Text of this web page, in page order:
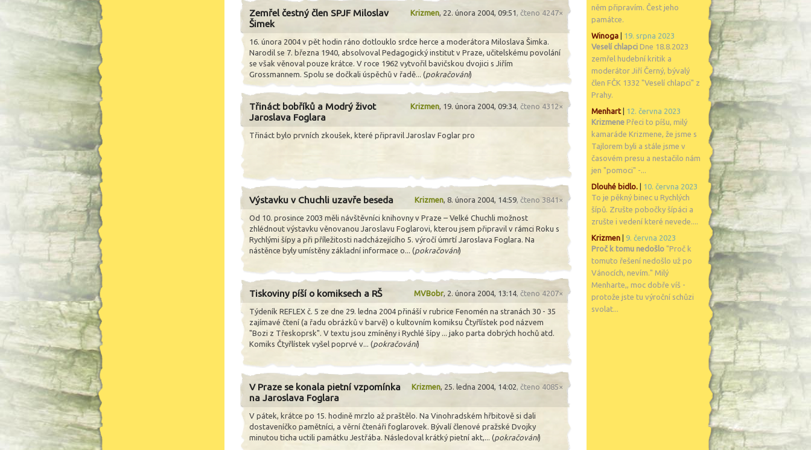
Krizmen 22. února 2004, 09:51 , čteno 4247×
Zemřel čestný člen SPJF Miloslav
Šimek
16. února 2004 v pět hodin ráno dotlouklo srdce herce a moderátora Miloslava Šimka.
Narodil se 7. března 1940, absolvoval Pedagogický institut v Praze, učitelskému povolání
se však věnoval pouze krátce. V roce 1962 vytvořil bavičskou dvojici s Jiřím
Grossmannem. Spolu se dočkali úspěchů v řadě... (pokračování)
Krizmen 19. února 2004, 09:34 , čteno 4312×
Třináct bobříků a Modrý život
Jaroslava Foglara
Třináct bylo prvních zkoušek, které připravil Jaroslav Foglar pro
Krizmen 8. února 2004, 14:59 , čteno 3841×
Výstavku v Chuchli uzavře beseda
Od 10. prosince 2003 měli návštěvníci knihovny v Praze – Velké Chuchli možnost
zhlédnout výstavku věnovanou Jaroslavu Foglarovi, kterou jsem připravil v rámci Roku s
Rychlými šípy a při příležitosti nadcházejícího 5. výročí úmrtí Jaroslava Foglara. Na
nástěnce byly umístěny základní informace o... (pokračování)
MVBobr 2. února 2004, 13:14 , čteno 4207×
Tiskoviny píší o komiksech a RŠ
Týdeník REFLEX č. 5 ze dne 29. ledna 2004 přináší v rubrice Fenomén na stranách 30 - 35
zajímavé čtení (a řadu obrázků v barvě) o kultovním komiksu Čtyřlístek pod názvem
"Bozi z Třeskoprsk". V textu jsou zmíněny i Rychlé šípy ... jako parta dobrých hochů atd.
Komiks Čtyřlístek vyšel poprvé v... (pokračování)
Krizmen 25. ledna 2004, 14:02 , čteno 4085×
V Praze se konala pietní vzpomínka
na Jaroslava Foglara
V pátek, krátce po 15. hodině mrzlo až praštělo. Na Vinohradském hřbitově si dali
dostaveníčko pamětníci, a věrní čtenáři foglarovek. Bývalí členové pražské Dvojky
minutou ticha uctili památku Jestřába. Následoval krátký pietní akt,... (pokračování)
něm připravím. Čest jeho
památce.
Winoga
19. srpna 2023
Veselí chlapci Dne 18.8.2023
zemřel hudební kritik a
moderátor Jiří Černý, bývalý
člen FČK 1332 "Veselí chlapci" z
Prahy.
Menhart| 12. června 2023
Krizmene Přeci to píšu, milý
kamaráde Krizmene, že jsme s
Tajlorem byli a stále jsme v
časovém presu a nestačilo nám
jen "pomoci" -...
Dlouhé bidlo.
10. června 2023
To je pěkný binec u Rychlých
šípů. Zrušte pobočky šípáci a
zrušte i vedení které nevede....
Krizmen
9. června 2023
Proč k tomu nedošlo "Proč k
tomuto řešení nedošlo už po
Vánocích, nevím." Milý
Menharte,, moc dobře víš -
protože jste tu výroční schůzi
svolat...